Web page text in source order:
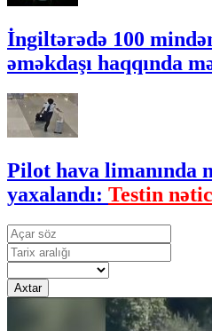
İngiltərədə 100
əməkdaşı haqqında
Pilot hava limanında
yaxalandı: Testin
Axtar